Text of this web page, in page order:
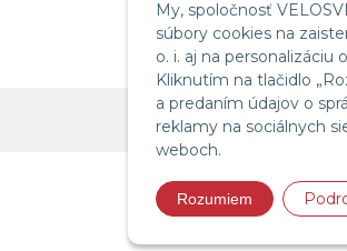
My, spoločnosť
súbory cookies na
o. i. aj na personalizáciu
Kliknutím na tlačidlo
a predaním údajov o
reklamy na sociálnych
weboch.
Rozumiem
© 2026 Velosvet •NextShop